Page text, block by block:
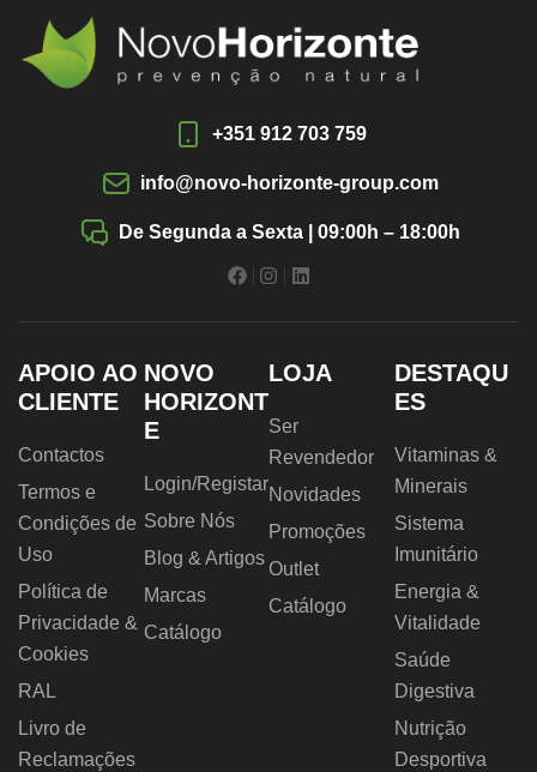
+351 912 703 759
info@novo-horizonte-group.com
De Segunda a Sexta | 09:00h – 18:00h
APOIO AO
CLIENTE
Contactos
Termos e
Condições de
Uso
Política de
Privacidade &
Cookies
RAL
Livro de
Reclamações
NOVO
HORIZONT
E
Login/Registar
Sobre Nós
Blog & Artigos
Marcas
Catálogo
LOJA
Ser
Revendedor
Novidades
Promoções
Outlet
Catálogo
DESTAQU
ES
Vitaminas &
Minerais
Sistema
Imunitário
Energia &
Vitalidade
Saúde
Digestiva
Nutrição
Desportiva